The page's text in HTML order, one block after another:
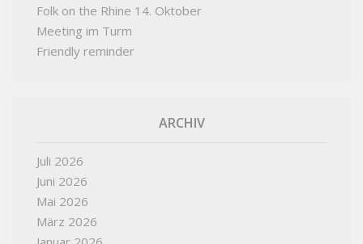
Folk on the Rhine 14. Oktober
Meeting im Turm
Friendly reminder
ARCHIV
Juli 2026
Juni 2026
Mai 2026
März 2026